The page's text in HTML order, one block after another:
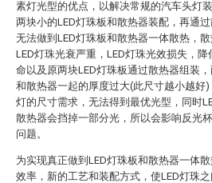
素灯光型的优点，以解决常规的汽车头灯
两块小的LED灯珠板和散热器装配，再通过
无法做到LED灯珠板和散热器一体散热，
LED灯珠光衰严重，LED灯珠光效损失，
命以及原两块LED灯珠板通过散热器组装
和散热器一起的厚度过大(此尺寸越小越好
灯的尺寸需求，无法得到最优光型，同时
散热器会挡掉一部分光，所以会影响反光
问题。
为实现真正做到LED灯珠板和散热器一体
效率，新的工艺和装配方式，使LED灯珠